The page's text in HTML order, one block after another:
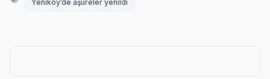
Yeniköy’de aşureler yenildi